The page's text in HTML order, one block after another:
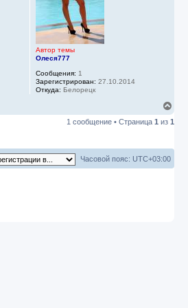
Автор темы
Олеся777
Сообщения: 1
Зарегистрирован: 27.10.2014
Откуда: Белорецк
р
т
1 сообщение • Страница 1 из 1
Часовой пояс: UTC+03:00